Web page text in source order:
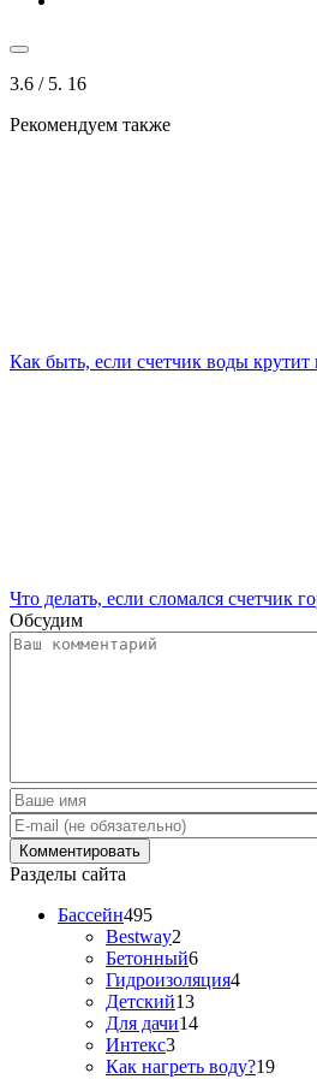
3.6 / 5. 16
Рекомендуем также
Как быть, если счетчик воды
Что делать, если сломался счетчик
Обсудим
Разделы сайта
Бассейн495
Bestway2
Бетонный6
Гидроизоляция4
Детский13
Для дачи14
Интекс3
Как нагреть воду?19